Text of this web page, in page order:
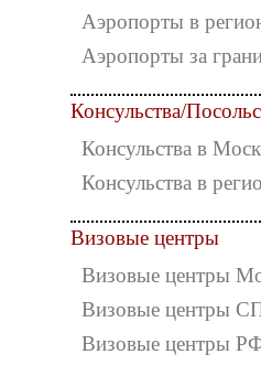
Аэропорты в
Аэропорты за
Консульства/
Консульства в
Консульства в
Визовые центры
Визовые центры
Визовые центры
Визовые центры